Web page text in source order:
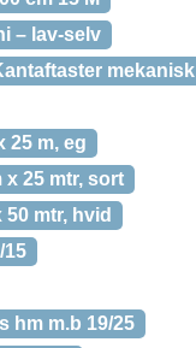
– lav-selv
mekanisk
25 m, eg
x 25 mtr, sort
50 mtr, hvid
15
hm m.b 19/25